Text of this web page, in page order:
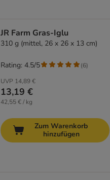
JR Farm Gras-Iglu
310 g (mittel, 26 x 26 x 13 cm)
UVP 14,89 €
13,19 €
42,55 € / kg
Rating: 4.5/5 (6)
Zum Warenkorb
hinzufügen